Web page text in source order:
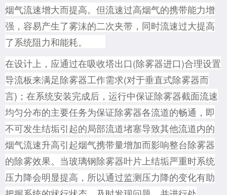
烟气流速增大而提高。但流速过高烟气的携带能力增
强，容易产生了雾沫的二次夹带，同时流速过大提高
了系统阻力和能耗。
在设计上，应通过在吸收塔出口(除雾器进口)合理设置
导流板来满足除雾器工作需求(对于垂直式除雾器而
言)；在系统安装完成后，运行中保证除雾器截面流速
均匀分布的主要任务为保证除雾器各流道的畅通，即
不可发生结垢引起的局部流道堵塞导致其他流道内的
烟气流速升高引起烟气携带量增加而影响整台除雾器
的除雾效果。当玻璃钢除雾器叶片上结垢严重时系统
压力降会明显提高，所以通过监测压力降的变化有助